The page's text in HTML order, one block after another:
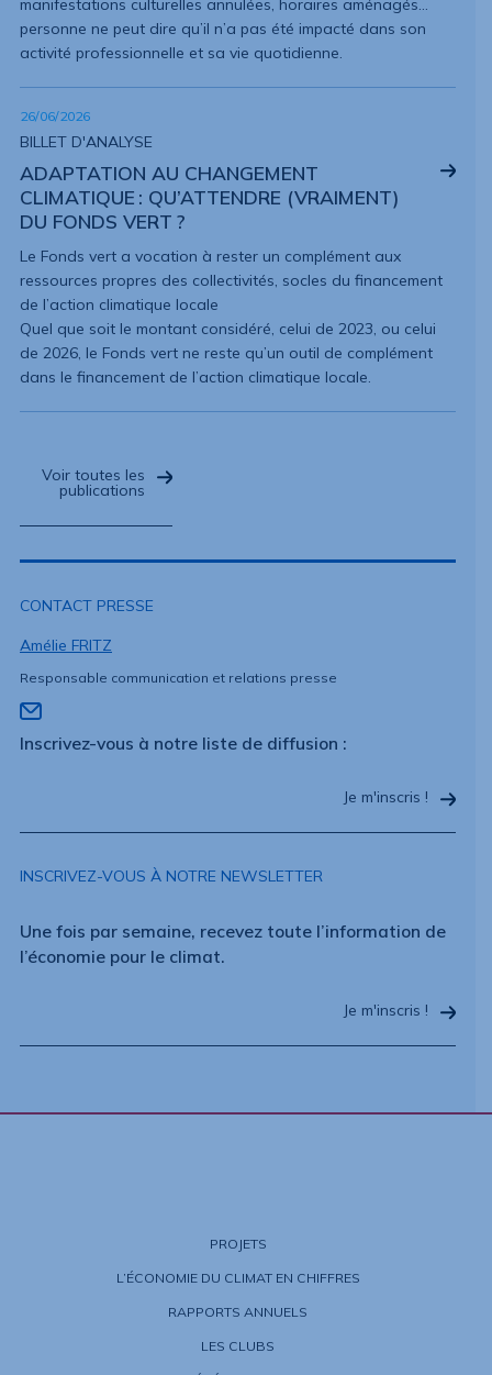
manifestations culturelles annulées, horaires aménagés…
personne ne peut dire qu’il n’a pas été impacté dans son
activité professionnelle et sa vie quotidienne.
26/06/2026
BILLET D'ANALYSE
ADAPTATION AU CHANGEMENT
CLIMATIQUE : QU’ATTENDRE (VRAIMENT)
DU FONDS VERT ?
Le Fonds vert a vocation à rester un complément aux
ressources propres des collectivités, socles du financement
de l’action climatique locale
Quel que soit le montant considéré, celui de 2023, ou celui
de 2026, le Fonds vert ne reste qu’un outil de complément
dans le financement de l’action climatique locale.
Voir toutes les
publications
CONTACT PRESSE
Amélie FRITZ
Responsable communication et relations presse
Inscrivez-vous à notre liste de diffusion :
Je m'inscris !
INSCRIVEZ-VOUS À NOTRE NEWSLETTER
Une fois par semaine, recevez toute l’information de
l’économie pour le climat.
Je m'inscris !
PROJETS
L’ÉCONOMIE DU CLIMAT EN CHIFFRES
RAPPORTS ANNUELS
LES CLUBS